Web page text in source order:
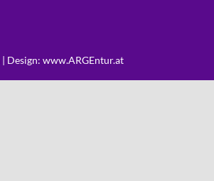
| Design: www.ARGEntur.at